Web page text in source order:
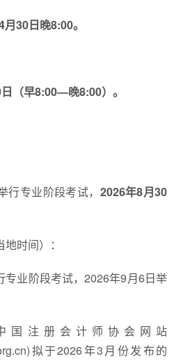
30日晚8:00。
（早8:00—晚8:00）。
行专业阶段考试， 2026年8月30
时间）：
专业阶段考试，2026年9月6日举
国注册会计师协会网站
拟于2026年3月份发布的